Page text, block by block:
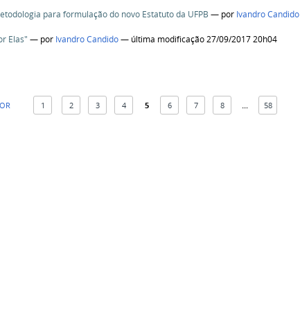
para formulação do novo Estatuto da UFPB — por Ivandro Candido
Elas"— por Ivandro Candido— última modificação 27/09/2017 20h04
1 2 3 4 5 6 7 8 58